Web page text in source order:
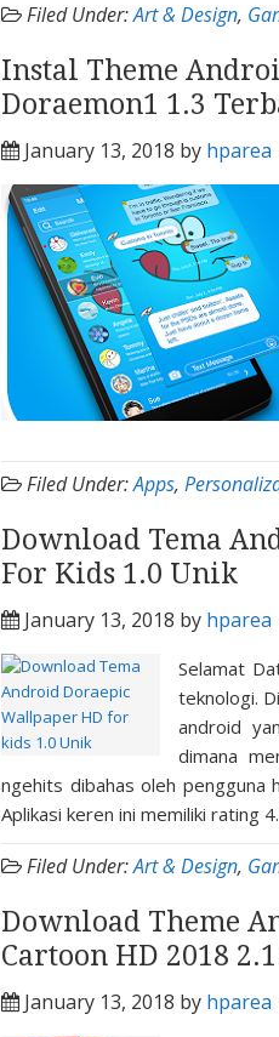
Filed Under:Art & Design,
Instal Theme
Doraemon1 1.3
January 13, 2018 by hparea
Filed Under:Apps,
Download Tema
For Kids 1.0 Unik
January 13, 2018 by hparea
Selamat
teknologi.
android
dimana
ngehits dibahas oleh pengguna
Aplikasi keren ini memiliki rating
Filed Under:Art & Design,
Download Theme
Cartoon HD 2018
January 13, 2018 by hparea